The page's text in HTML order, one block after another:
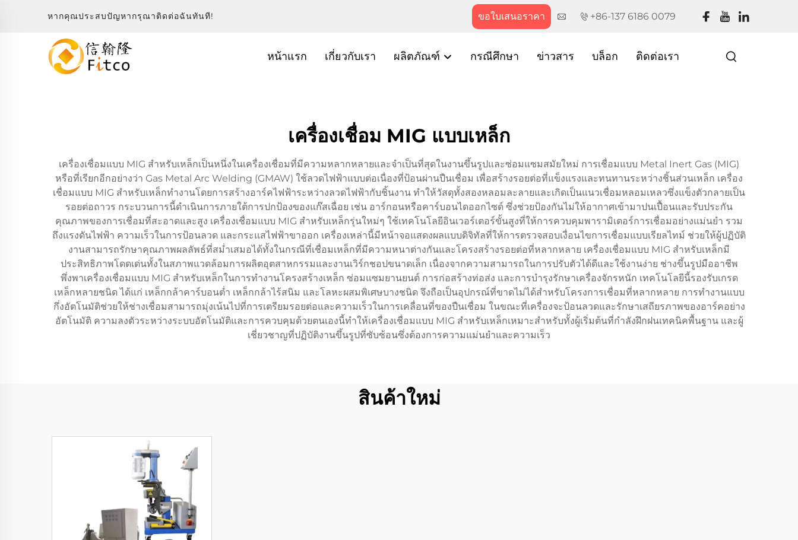
หากคุณประสบปัญหากรุณาติดต่อฉันทันที! ขอใบเสนอราคา +86-137 6186 0079
หน้าแรก เกี่ยวกับเรา ผลิตภัณฑ์ กรณีศึกษา ข่าวสาร บล็อก ติดต่อเรา
เครื่องเชื่อม MIG แบบเหล็ก
เครื่องเชื่อมแบบ MIG สำหรับเหล็กเป็นหนึ่งในเครื่องเชื่อมที่มีความหลากหลายและจำเป็นที่สุดในงานขึ้นรูปและซ่อมแซมสมัยใหม่ การเชื่อมแบบ Metal Inert Gas (MIG)
หรือที่เรียกอีกอย่างว่า Gas Metal Arc Welding (GMAW) ใช้ลวดไฟฟ้าแบบต่อเนื่องที่ป้อนผ่านปืนเชื่อม เพื่อสร้างรอยต่อที่แข็งแรงและทนทานระหว่างชิ้นส่วนเหล็ก เครื่อง
เชื่อมแบบ MIG สำหรับเหล็กทำงานโดยการสร้างอาร์คไฟฟ้าระหว่างลวดไฟฟ้ากับชิ้นงาน ทำให้วัสดุทั้งสองหลอมละลายและเกิดเป็นแนวเชื่อมหลอมเหลวซึ่งแข็งตัวกลายเป็น
รอยต่อถาวร กระบวนการนี้ดำเนินการภายใต้การปกป้องของแก๊สเฉื่อย เช่น อาร์กอนหรือคาร์บอนไดออกไซด์ ซึ่งช่วยป้องกันไม่ให้อากาศเข้ามาปนเปื้อนและรับประกัน
คุณภาพของการเชื่อมที่สะอาดและสูง เครื่องเชื่อมแบบ MIG สำหรับเหล็กรุ่นใหม่ๆ ใช้เทคโนโลยีอินเวอร์เตอร์ขั้นสูงที่ให้การควบคุมพารามิเตอร์การเชื่อมอย่างแม่นยำ รวม
ถึงแรงดันไฟฟ้า ความเร็วในการป้อนลวด และกระแสไฟฟ้าขาออก เครื่องเหล่านี้มีหน้าจอแสดงผลแบบดิจิทัลที่ให้การตรวจสอบเงื่อนไขการเชื่อมแบบเรียลไทม์ ช่วยให้ผู้ปฏิบัติ
งานสามารถรักษาคุณภาพผลลัพธ์ที่สม่ำเสมอได้ทั้งในกรณีที่เชื่อมเหล็กที่มีความหนาต่างกันและโครงสร้างรอยต่อที่หลากหลาย เครื่องเชื่อมแบบ MIG สำหรับเหล็กมี
ประสิทธิภาพโดดเด่นทั้งในสภาพแวดล้อมการผลิตอุตสาหกรรมและงานเวิร์กชอปขนาดเล็ก เนื่องจากความสามารถในการปรับตัวได้ดีและใช้งานง่าย ช่างขึ้นรูปมืออาชีพ
พึ่งพาเครื่องเชื่อมแบบ MIG สำหรับเหล็กในการทำงานโครงสร้างเหล็ก ซ่อมแซมยานยนต์ การก่อสร้างท่อส่ง และการบำรุงรักษาเครื่องจักรหนัก เทคโนโลยีนี้รองรับเกรด
เหล็กหลายชนิด ได้แก่ เหล็กกล้าคาร์บอนต่ำ เหล็กกล้าไร้สนิม และโลหะผสมพิเศษบางชนิด จึงถือเป็นอุปกรณ์ที่ขาดไม่ได้สำหรับโครงการเชื่อมที่หลากหลาย การทำงานแบบ
กึ่งอัตโนมัติช่วยให้ช่างเชื่อมสามารถมุ่งเน้นไปที่การเตรียมรอยต่อและความเร็วในการเคลื่อนที่ของปืนเชื่อม ในขณะที่เครื่องจะป้อนลวดและรักษาเสถียรภาพของอาร์คอย่าง
อัตโนมัติ ความลงตัวระหว่างระบบอัตโนมัติและการควบคุมด้วยตนเองนี้ทำให้เครื่องเชื่อมแบบ MIG สำหรับเหล็กเหมาะสำหรับทั้งผู้เริ่มต้นที่กำลังฝึกฝนเทคนิคพื้นฐาน และผู้
เชี่ยวชาญที่ปฏิบัติงานขึ้นรูปที่ซับซ้อนซึ่งต้องการความแม่นยำและความเร็ว
สินค้าใหม่